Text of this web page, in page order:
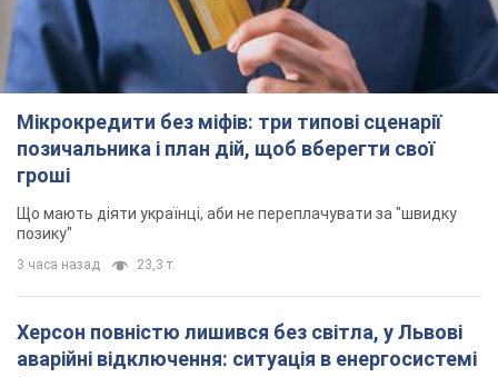
Мікрокредити без міфів: три типові сценарії
позичальника і план дій, щоб вберегти свої
гроші
Що мають діяти українці, аби не переплачувати за "швидку
позику"
3 часа назад 23,3 т.
Херсон повністю лишився без світла, у Львові
аварійні відключення: ситуація в енергосистемі